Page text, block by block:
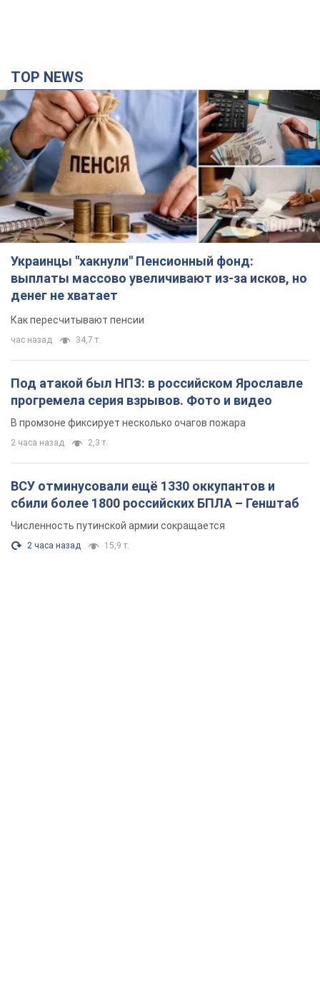
TOP NEWS
Украинцы "хакнули" Пенсионный фонд:
выплаты массово увеличивают из-за исков, но
денег не хватает
Как пересчитывают пенсии
час назад 34,7 т.
Под атакой был НПЗ: в российском Ярославле
прогремела серия взрывов. Фото и видео
В промзоне фиксирует несколько очагов пожара
2 часа назад 2,3 т.
ВСУ отминусовали ещё 1330 оккупантов и
сбили более 1800 российских БПЛА – Генштаб
Численность путинской армии сокращается
2 часа назад 15,9 т.